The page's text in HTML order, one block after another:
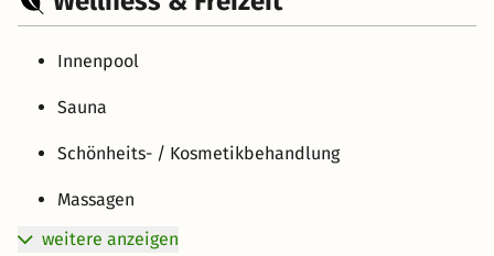
Innenpool
Sauna
Schönheits- / Kosmetikbehandlung
Massagen
weitere anzeigen